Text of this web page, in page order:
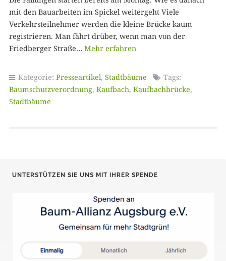
mit den Bauarbeiten im Spickel weitergeht Viele
Verkehrsteilnehmer werden die kleine Brücke kaum
registrieren. Man fährt drüber, wenn man von der
Friedberger Straße… Mehr erfahren
Kategorie: Presseartikel, Stadtbäume
Tags:
Baumschutzverordnung, Kaufbach, Kaufbachbrücke,
Stadtbäume
UNTERSTÜTZEN SIE UNS MIT IHRER SPENDE